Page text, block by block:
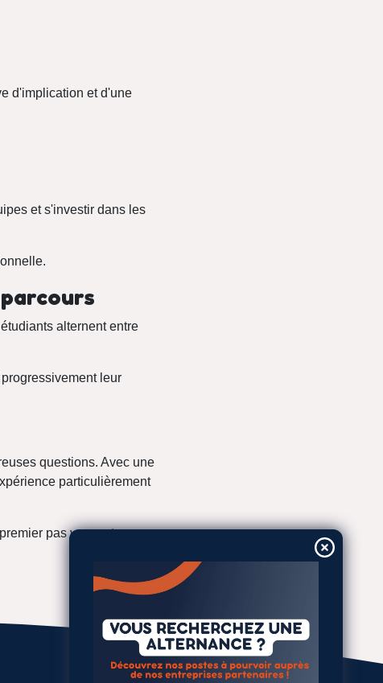
d'implication et d'une
et s'investir dans les
alternent entre
leur
questions. Avec une
particulièrement
pas vers votre